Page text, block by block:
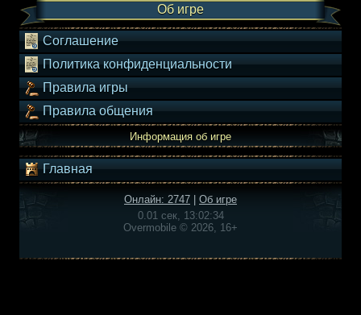
Об игре
Соглашение
Политика конфиденциальности
Правила игры
Правила общения
Информация об игре
Главная
Онлайн: 2747
Об игре
0.01 сек, 13:02:34
Overmobile © 2026, 16+